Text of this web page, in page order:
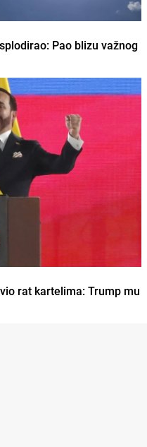
Pao blizu važnog
rat kartelima: Trump mu